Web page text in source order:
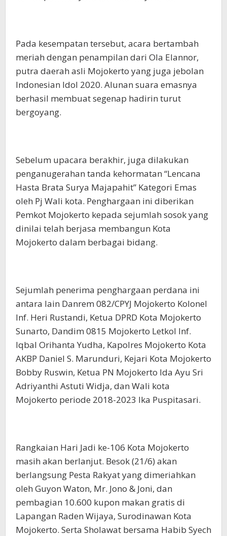
Pada kesempatan tersebut, acara bertambah
meriah dengan penampilan dari Ola Elannor,
putra daerah asli Mojokerto yang juga jebolan
Indonesian Idol 2020. Alunan suara emasnya
berhasil membuat segenap hadirin turut
bergoyang.
Sebelum upacara berakhir, juga dilakukan
penganugerahan tanda kehormatan “Lencana
Hasta Brata Surya Majapahit” Kategori Emas
oleh Pj Wali kota. Penghargaan ini diberikan
Pemkot Mojokerto kepada sejumlah sosok yang
dinilai telah berjasa membangun Kota
Mojokerto dalam berbagai bidang.
Sejumlah penerima penghargaan perdana ini
antara lain Danrem 082/CPYJ Mojokerto Kolonel
Inf. Heri Rustandi, Ketua DPRD Kota Mojokerto
Sunarto, Dandim 0815 Mojokerto Letkol Inf.
Iqbal Orihanta Yudha, Kapolres Mojokerto Kota
AKBP Daniel S. Marunduri, Kejari Kota Mojokerto
Bobby Ruswin, Ketua PN Mojokerto Ida Ayu Sri
Adriyanthi Astuti Widja, dan Wali kota
Mojokerto periode 2018-2023 Ika Puspitasari.
Rangkaian Hari Jadi ke-106 Kota Mojokerto
masih akan berlanjut. Besok (21/6) akan
berlangsung Pesta Rakyat yang dimeriahkan
oleh Guyon Waton, Mr. Jono & Joni, dan
pembagian 10.600 kupon makan gratis di
Lapangan Raden Wijaya, Surodinawan Kota
Mojokerto. Serta Sholawat bersama Habib Syech